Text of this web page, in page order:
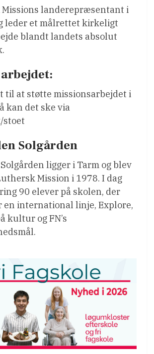
landerepræsentant i
leder et målrettet kirkeligt
blandt landets absolut
til at støtte missionsarbejdet i
kan det ske via
stoet
Solgården
ligger i Tarm og blev
Mission i 1978. I dag
90 elever på skolen, der
en international linje, Explore,
kultur og FN’s